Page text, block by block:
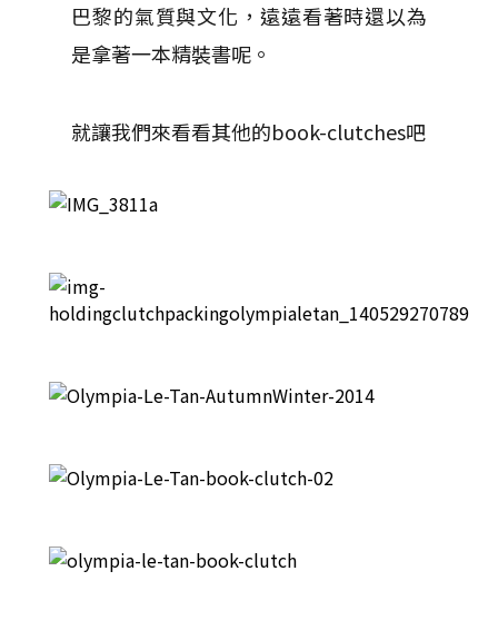
巴黎的氣質與文化，遠遠看著時還以為
是拿著一本精裝書呢。
就讓我們來看看其他的book-clutches吧